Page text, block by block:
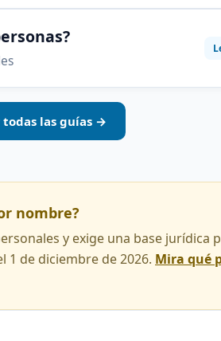
todas las guías →
nombre?
y exige una base jurídica
1 de diciembre de 2026. Mira qué